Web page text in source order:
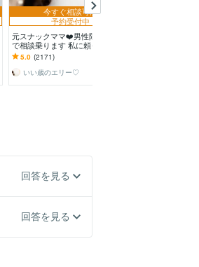
今すぐ相談可能
予約受付中
元スナックママ❤️男性限定❣️本音
で相談乗ります 私に頼ってみま
せんか❤️ 味方になります。
5.0 (2171)
いい歳のエリー♡
回答を見る
回答を見る